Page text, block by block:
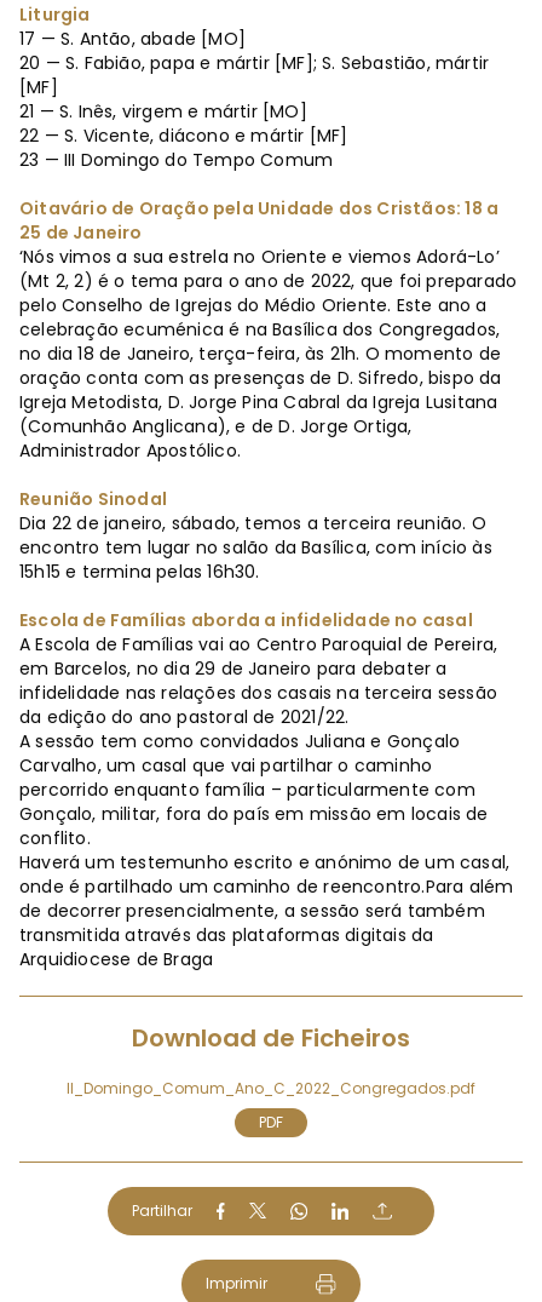
Liturgia
17 — S. Antão, abade [MO]
20 — S. Fabião, papa e mártir [MF]; S. Sebastião, mártir
[MF]
21 — S. Inês, virgem e mártir [MO]
22 — S. Vicente, diácono e mártir [MF]
23 — III Domingo do Tempo Comum
Oitavário de Oração pela Unidade dos Cristãos: 18 a
25 de Janeiro
‘Nós vimos a sua estrela no Oriente e viemos Adorá-Lo’
(Mt 2, 2) é o tema para o ano de 2022, que foi preparado
pelo Conselho de Igrejas do Médio Oriente. Este ano a
celebração ecuménica é na Basílica dos Congregados,
no dia 18 de Janeiro, terça-feira, às 21h. O momento de
oração conta com as presenças de D. Sifredo, bispo da
Igreja Metodista, D. Jorge Pina Cabral da Igreja Lusitana
(Comunhão Anglicana), e de D. Jorge Ortiga,
Administrador Apostólico.
Reunião Sinodal
Dia 22 de janeiro, sábado, temos a terceira reunião. O
encontro tem lugar no salão da Basílica, com início às
15h15 e termina pelas 16h30.
Escola de Famílias aborda a infidelidade no casal
A Escola de Famílias vai ao Centro Paroquial de Pereira,
em Barcelos, no dia 29 de Janeiro para debater a
infidelidade nas relações dos casais na terceira sessão
da edição do ano pastoral de 2021/22.
A sessão tem como convidados Juliana e Gonçalo
Carvalho, um casal que vai partilhar o caminho
percorrido enquanto família – particularmente com
Gonçalo, militar, fora do país em missão em locais de
conflito.
Haverá um testemunho escrito e anónimo de um casal,
onde é partilhado um caminho de reencontro.Para além
de decorrer presencialmente, a sessão será também
transmitida através das plataformas digitais da
Arquidiocese de Braga
Download de Ficheiros
II_Domingo_Comum_Ano_C_2022_Congregados.pdf
PDF
Partilhar
Imprimir